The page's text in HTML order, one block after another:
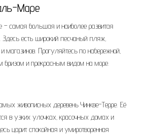
Маре
самая большая и наиболее развитая
Здесь есть широкий песчаный пляж‚
магазинов. Прогуляйтесь по набережной‚
бризом и прекрасным видом на море.
живописных деревень Чинкве-Терре. Её
в узких улочках‚ красочных домах и
царит спокойная и умиротворенная